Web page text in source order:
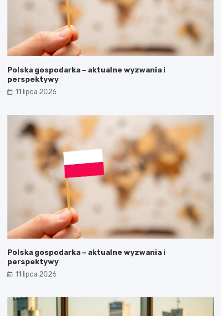
Polska gospodarka – aktualne wyzwania i
perspektywy
11 lipca 2026
Polska gospodarka – aktualne wyzwania i
perspektywy
11 lipca 2026